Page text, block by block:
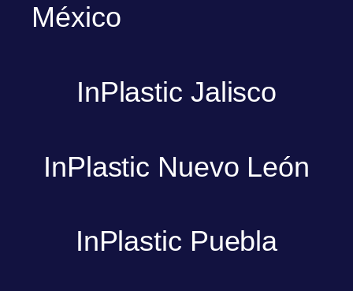
México
InPlastic Jalisco
InPlastic Nuevo León
InPlastic Puebla